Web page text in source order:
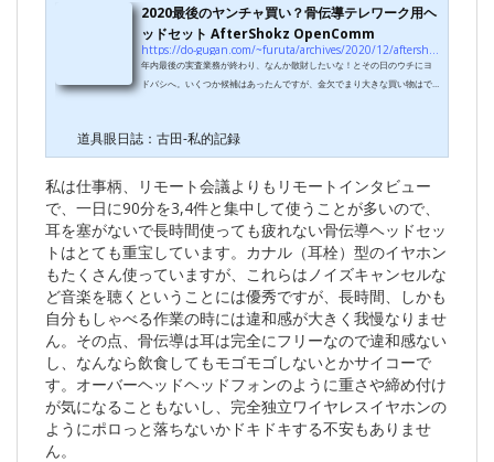
2020最後のヤンチャ買い？骨伝導テレワーク用ヘ
ッドセット AfterShokz OpenComm
https://do-gugan.com/~furuta/archives/2020/12/aftershocz_opencomm.html
年内最後の実査業務が終わり、なんか散財したいな！とその日のウチにヨ
ドバシへ。いくつか候補はあったんですが、金欠でまり大きな買い物はで
CにUSB入力しています。MS2はステレオMSマイクですが片チャンネル
（Mid）だけ使えばモノラル指向性マイクになります。これをモニタ下に
背の低いマイクスタンド＋ショックマウントで設置して口元を狙っている
のですが、単一指向性とはいえ結構周辺ノイズ...
道具眼日誌：古田-私的記録
私は仕事柄、リモート会議よりもリモートインタビュー
で、一日に90分を3,4件と集中して使うことが多いので、
耳を塞がないで長時間使っても疲れない骨伝導ヘッドセッ
トはとても重宝しています。カナル（耳栓）型のイヤホン
もたくさん使っていますが、これらはノイズキャンセルな
ど音楽を聴くということには優秀ですが、長時間、しかも
自分もしゃべる作業の時には違和感が大きく我慢なりませ
ん。その点、骨伝導は耳は完全にフリーなので違和感ない
し、なんなら飲食してもモゴモゴしないとかサイコーで
す。オーバーヘッドヘッドフォンのように重さや締め付け
が気になることもないし、完全独立ワイヤレスイヤホンの
ようにポロっと落ちないかドキドキする不安もありませ
ん。